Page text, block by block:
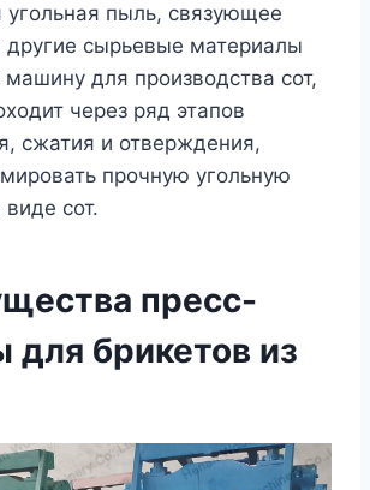
пыль, связующее
другие сырьевые материалы
для производства сот,
через ряд этапов
сжатия и отверждения,
прочную угольную
виде сот.
пресс-
брикетов из